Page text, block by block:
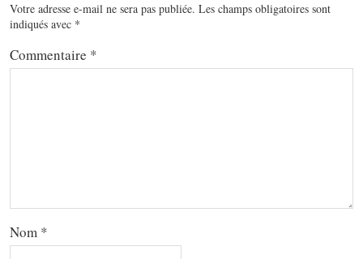
Votre adresse e-mail ne sera pas publiée. Les champs obligatoires sont
indiqués avec *
Commentaire *
Nom *